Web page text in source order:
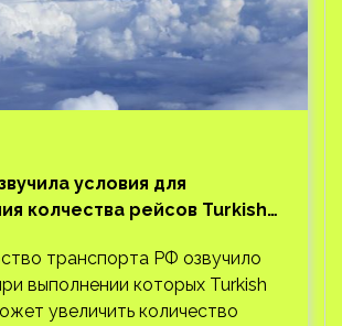
условия для
колчества рейсов Turkish
транспорта РФ озвучило
выполнении которых Turkish
увеличить количество